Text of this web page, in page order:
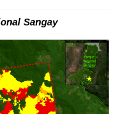
Sangay